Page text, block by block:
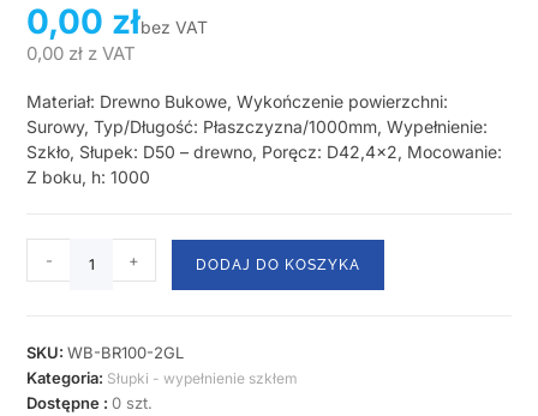
0,00 złbez VAT
0,00 zł z VAT
Materiał: Drewno Bukowe, Wykończenie powierzchni:
Surowy, Typ/Długość: Płaszczyzna/1000mm, Wypełnienie:
Szkło, Słupek: D50 – drewno, Poręcz: D42,4×2, Mocowanie:
Z boku, h: 1000
- + DODAJ DO KOSZYKA
SKU:WB-BR100-2GL
Kategoria: Słupki - wypełnienie szkłem
Dostępne :0 szt.